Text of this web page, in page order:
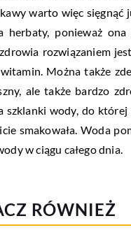
warto więc sięgnąć
herbaty, ponieważ
rozwiązaniem
Można także
ale także bardzo
szklanki wody, do
smakowała. Woda
w ciągu całego dnia.
RÓWNIEŻ